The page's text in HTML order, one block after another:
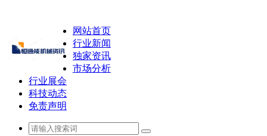
网站首页
行业新闻
独家资讯
市场分析
行业展会
科技动态
免责声明